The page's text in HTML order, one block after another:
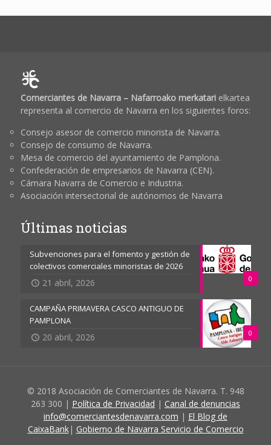
Comerciantes de Navarra – Nafarroako merkatarielkartea
representa al comercio de Navarra en los siguientes foros:
Consejo asesor de comercio minorista de Navarra.
Consejo de consumo de Navarra.
Mesa de comercio del ayuntamiento de Pamplona.
Confederación de empresarios de Navarra (CEN).
Cámara Navarra de Comercio e Industria.
Asociación intersectorial de autónomos de Navarra
Últimas noticias
0
Subvenciones para el fomento y gestión de
colectivos comerciales minoristas de 2026
21 abril, 2026
0
CAMPAÑA PRIMAVERA CASCO ANTIGUO DE
PAMPLONA
20 abril, 2026
© 2018 Asociación de Comerciantes de Navarra. T. 948
263 300 | Política de Privacidad | Canal de denuncias
info@comerciantesdenavarra.com | El Blog de
CaixaBank| Gobierno de Navarra Servicio de Comercio